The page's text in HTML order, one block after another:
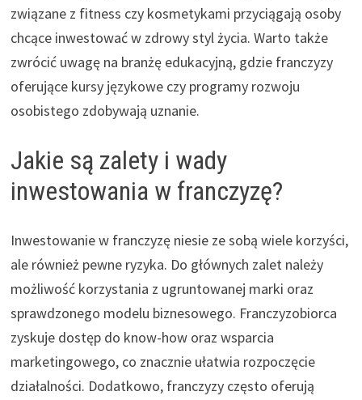
związane z fitness czy kosmetykami przyciągają osoby
chcące inwestować w zdrowy styl życia. Warto także
zwrócić uwagę na branżę edukacyjną, gdzie franczyzy
oferujące kursy językowe czy programy rozwoju
osobistego zdobywają uznanie.
Jakie są zalety i wady
inwestowania w franczyzę?
Inwestowanie w franczyzę niesie ze sobą wiele korzyści,
ale również pewne ryzyka. Do głównych zalet należy
możliwość korzystania z ugruntowanej marki oraz
sprawdzonego modelu biznesowego. Franczyzobiorca
zyskuje dostęp do know-how oraz wsparcia
marketingowego, co znacznie ułatwia rozpoczęcie
działalności. Dodatkowo, franczyzy często oferują